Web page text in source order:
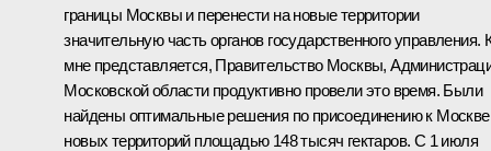
границы Москвы и перенести на новые территории
значительную часть органов государственного управления.
мне представляется, Правительство Москвы,
Московской области продуктивно провели это время. Были
найдены оптимальные решения по присоединению к Москве
новых территорий площадью 148 тысяч гектаров. С 1 июля